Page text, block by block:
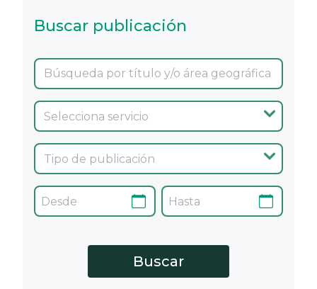
Buscar publicación